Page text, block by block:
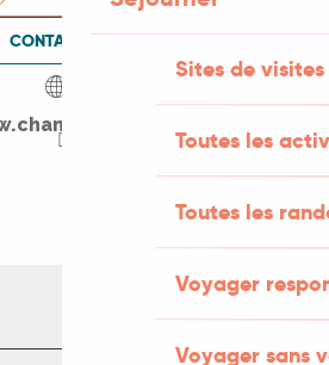
Sites de visites
Toutes les
Toutes les
Voyager
Voyager sans
CONTACTEZ-NOUS